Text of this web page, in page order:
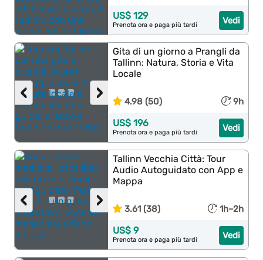
Vedi
US$ 129
Prenota ora e paga più tardi
›
‹
Gita di un giorno a Prangli da
Tallinn: Natura, Storia e Vita
Locale
4.98 (50) 9h
Vedi
US$ 196
Prenota ora e paga più tardi
›
‹
Tallinn Vecchia Città: Tour
Audio Autoguidato con App e
Mappa
3.61 (38) 1h–2h
Vedi
US$ 9
Prenota ora e paga più tardi